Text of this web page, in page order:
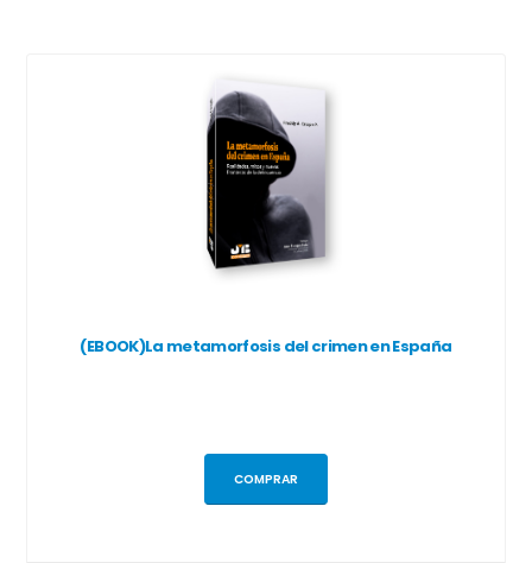
(EBOOK)La metamorfosis del crimen en España
COMPRAR